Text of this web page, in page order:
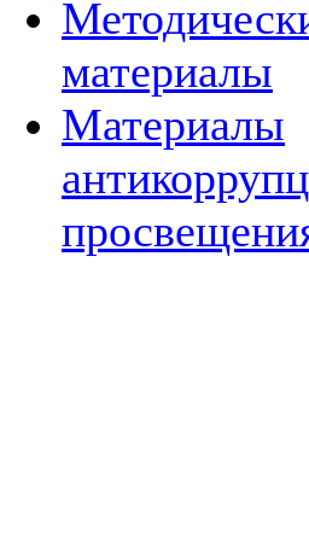
материалы
Материалы